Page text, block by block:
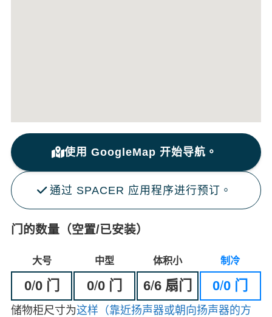
使用 GoogleMap 开始导航。
通过 SPACER 应用程序进行预订。
门的数量（空置/已安装）
大号 中型 体积小 制冷
0/0 门 0/0 门 6/6 扇门 0/0 门
储物柜尺寸为这样（靠近扬声器或朝向扬声器的方